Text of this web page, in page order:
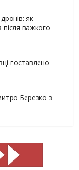
як
після важкого
поставлено
Березко з